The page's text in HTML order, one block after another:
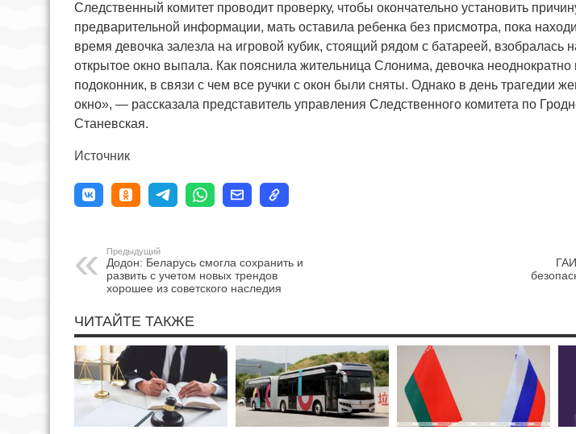
Следственный комитет проводит проверку, чтобы окончательно установить
предварительной информации, мать оставила ребенка без присмотра, пока
время девочка залезла на игровой кубик, стоящий рядом с батареей, взобралась
открытое окно выпала. Как пояснила жительница Слонима, девочка неоднократно
подоконник, в связи с чем все ручки с окон были сняты. Однако в день трагедии
окно», — рассказала представитель управления Следственного комитета по
Станевская.
Источник
Предыдущий
Додон: Беларусь смогла сохранить и
развить с учетом новых трендов
хорошее из советского наследия
ЧИТАЙТЕ ТАКЖЕ